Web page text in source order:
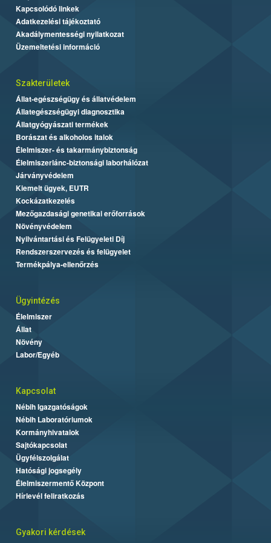
Kapcsolódó linkek
Adatkezelési tájékoztató
Akadálymentességi nyilatkozat
Üzemeltetési információ
Szakterületek
Állat-egészségügy és állatvédelem
Állategészségügyi diagnosztika
Állatgyógyászati termékek
Borászat és alkoholos italok
Élelmiszer- és takarmánybiztonság
Élelmiszerlánc-biztonsági laborhálózat
Járványvédelem
Kiemelt ügyek, EUTR
Kockázatkezelés
Mezőgazdasági genetikai erőforrások
Növényvédelem
Nyilvántartási és Felügyeleti Díj
Rendszerszervezés és felügyelet
Termékpálya-ellenőrzés
Ügyintézés
Élelmiszer
Állat
Növény
Labor/Egyéb
Kapcsolat
Nébih Igazgatóságok
Nébih Laboratóriumok
Kormányhivatalok
Sajtókapcsolat
Ügyfélszolgálat
Hatósági jogsegély
Élelmiszermentő Központ
Hírlevél feliratkozás
Gyakori kérdések